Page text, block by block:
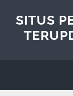
SITUS